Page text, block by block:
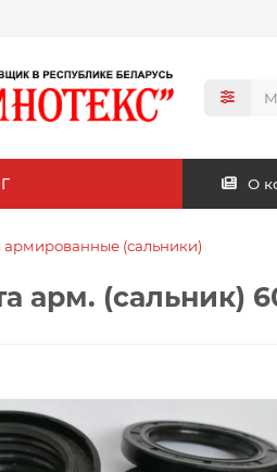
О
(сальники)
арм. (сальник)